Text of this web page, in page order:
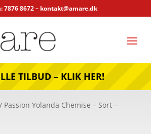
7876 8672 – kontakt@amare.dk
TILBUD – KLIK HER!
Yolanda Chemise – Sort –